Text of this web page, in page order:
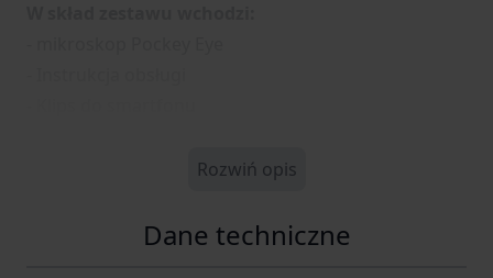
Rozwiń opis
Dane techniczne